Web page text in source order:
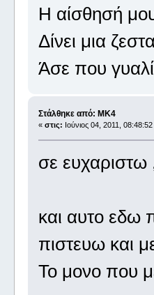
Η αίσθησή μου
Δίνει μια
Άσε που
Στάλθηκε από: MK4
« στις: Ιούνιος 04, 2011,
σε ευχαριστω
και αυτο εδω
πιστευω και
Το μονο που